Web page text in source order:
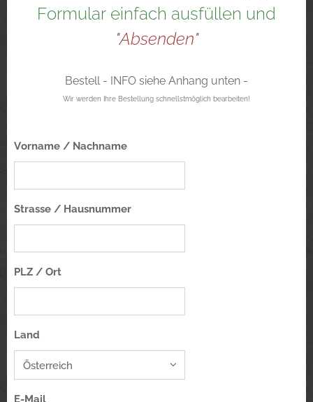
Formular einfach ausfüllen und
"Absenden"
Bestell - INFO siehe Anhang unten -
Wir werden Ihre Bestellung schnellstmöglich bearbeiten!
Vorname / Nachname
Strasse / Hausnummer
PLZ / Ort
Land
E-Mail